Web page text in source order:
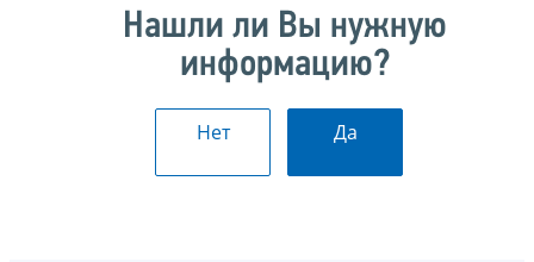
Нашли ли Вы нужную
информацию?
Нет Да